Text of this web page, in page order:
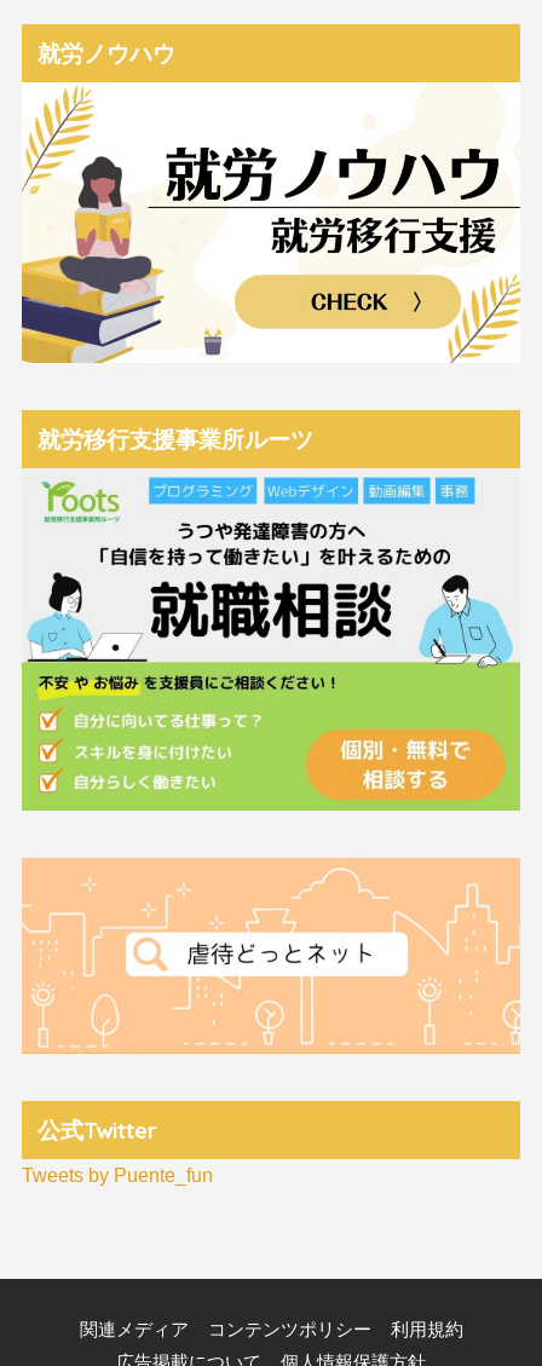
就労ノウハウ
就労移行支援事業所ルーツ
公式Twitter
Tweets by Puente_fun
関連メディア コンテンツポリシー
利用規約
広告掲載について
個人情報保護方針